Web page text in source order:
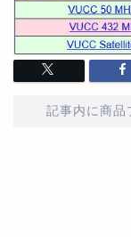
記事内に商品